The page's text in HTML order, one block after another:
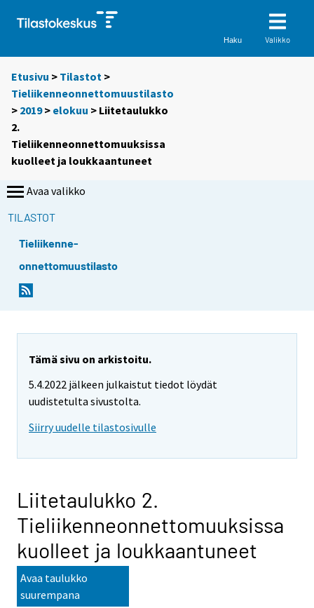
Haku Valikko
Etusivu > Tilastot >
Tieliikenneonnettomuustilasto
> 2019> elokuu > Liitetaulukko
2.
Tieliikenneonnettomuuksissa
kuolleet ja loukkaantuneet
Avaa valikko
TILASTOT
Tieliikenne-
onnettomuustilasto
Tämä sivu on arkistoitu.
5.4.2022 jälkeen julkaistut tiedot löydät
uudistetulta sivustolta.
Siirry uudelle tilastosivulle
Liitetaulukko 2.
Tieliikenneonnettomuuksissa
kuolleet ja loukkaantuneet
Avaa taulukko
suurempana